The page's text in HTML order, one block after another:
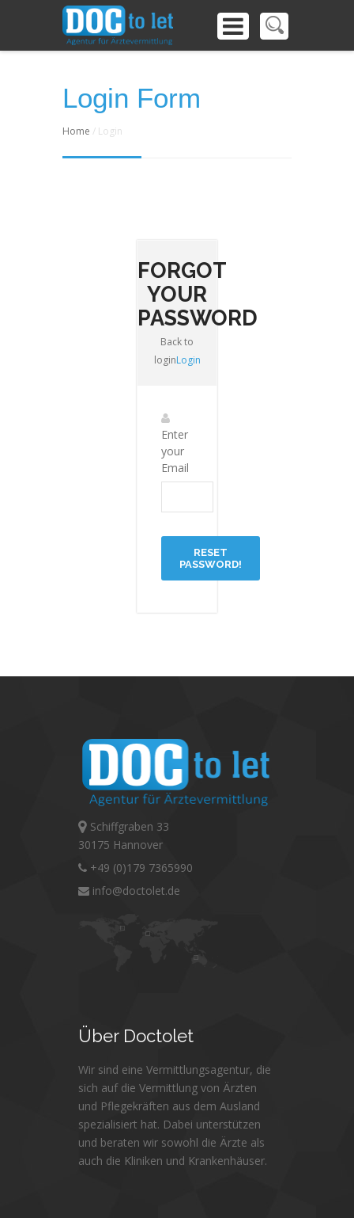
Login Form
Home / Login
FORGOT
YOUR
PASSWORD
Back to
loginLogin
Enter
your
Email
RESET
PASSWORD!
Schiffgraben 33
30175 Hannover
+49 (0)179 7365990
info@doctolet.de
ÜberDoctolet
Wir sind eine Vermittlungsagentur, die
sich auf die Vermittlung von Ärzten
und Pflegekräften aus dem Ausland
spezialisiert hat. Dabei unterstützen
und beraten wir sowohl die Ärzte als
auch die Kliniken und Krankenhäuser.